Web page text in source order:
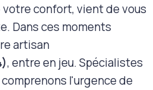
votre confort, vient de vous
Dans ces moments
artisan
, entre en jeu. Spécialistes
comprenons l'urgence de